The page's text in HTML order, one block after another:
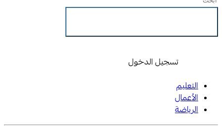
تسجيل الدخول
التعليم
الأعمال
الرياضة